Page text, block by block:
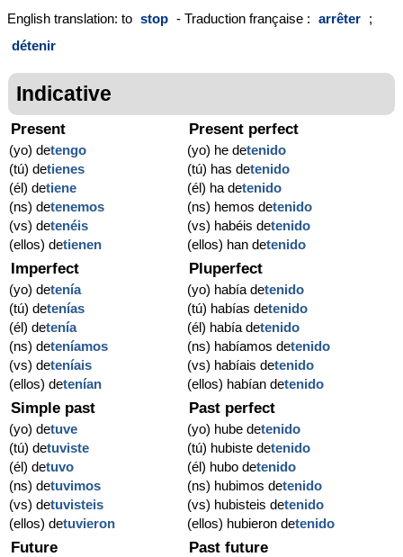
English translation: to stop - Traduction française : arrêter ;
détenir
Indicative
Present
(yo) detengo
(tú) detienes
(él) detiene
(ns) detenemos
(vs) detenéis
(ellos) detienen
Present perfect
(yo) he detenido
(tú) has detenido
(él) ha detenido
(ns) hemos detenido
(vs) habéis detenido
(ellos) han detenido
Imperfect
(yo) detenía
(tú) detenías
(él) detenía
(ns) deteníamos
(vs) deteníais
(ellos) detenían
Pluperfect
(yo) había detenido
(tú) habías detenido
(él) había detenido
(ns) habíamos detenido
(vs) habíais detenido
(ellos) habían detenido
Simple past
(yo) detuve
(tú) detuviste
(él) detuvo
(ns) detuvimos
(vs) detuvisteis
(ellos) detuvieron
Past perfect
(yo) hube detenido
(tú) hubiste detenido
(él) hubo detenido
(ns) hubimos detenido
(vs) hubisteis detenido
(ellos) hubieron detenido
Future Past future